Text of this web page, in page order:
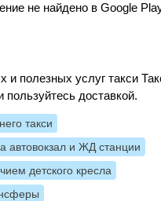
не найдено в Google
и полезных услуг такси
пользуйтесь доставкой.
такси
автовокзал и ЖД станции
детского кресла